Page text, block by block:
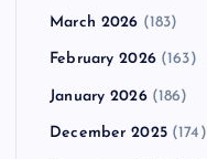
March 2026 (183)
February 2026(163)
January 2026(186)
December 2025(174)